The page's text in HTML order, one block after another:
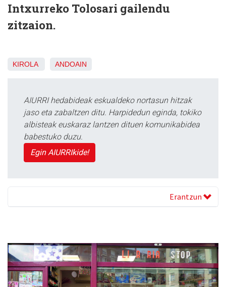
Intxurreko Tolosari gailendu
zitzaion.
KIROLA ANDOAIN
AIURRI hedabideak eskualdeko nortasun hitzak
jaso eta zabaltzen ditu. Harpidedun eginda, tokiko
albisteak euskaraz lantzen dituen komunikabidea
babestuko duzu.
Egin AIURRIkide!
Erantzun